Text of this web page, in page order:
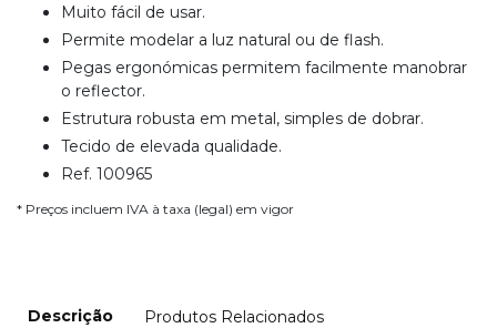
Muito fácil de usar.
Permite modelar a luz natural ou de flash.
Pegas ergonómicas permitem facilmente manobrar
o reflector.
Estrutura robusta em metal, simples de dobrar.
Tecido de elevada qualidade.
Ref. 100965
* Preços incluem IVA à taxa (legal) em vigor
Descrição Produtos Relacionados